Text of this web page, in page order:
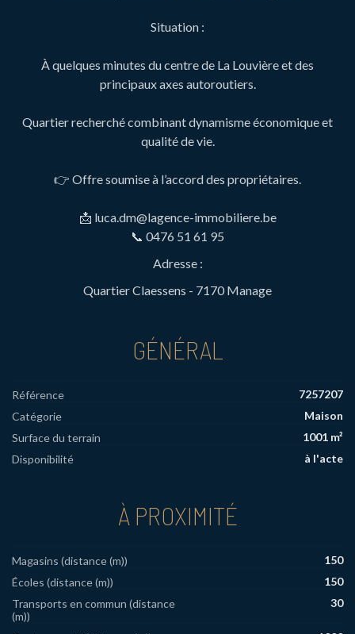
Situation :
À quelques minutes du centre de La Louvière et des
principaux axes autoroutiers.
Quartier recherché combinant dynamisme économique et
qualité de vie.
👉 Offre soumise à l’accord des propriétaires.
📩 luca.dm@lagence-immobiliere.be
📞 0476 51 61 95
Adresse :
Quartier Claessens - 7170 Manage
GÉNÉRAL
Référence
7257207
Catégorie
Maison
Surface du terrain
1001 m²
Disponibilité
à l'acte
À PROXIMITÉ
Magasins (distance (m))
150
Écoles (distance (m))
150
Transports en commun (distance
(m))
30